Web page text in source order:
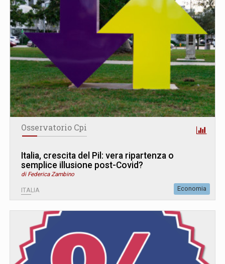
Osservatorio Cpi
Italia, crescita del Pil: vera ripartenza o
semplice illusione post-Covid?
di Federica Zambino
ITALIA Economia